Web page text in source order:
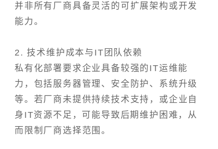
并非所有厂商具备灵活的可扩展架构或开发
能力。
2. 技术维护成本与IT团队依赖
私有化部署要求企业具备较强的IT运维能
力，包括服务器管理、安全防护、系统升级
等。若厂商未提供持续技术支持，或企业自
身IT资源不足，可能导致后期维护困难，从
而限制厂商选择范围。